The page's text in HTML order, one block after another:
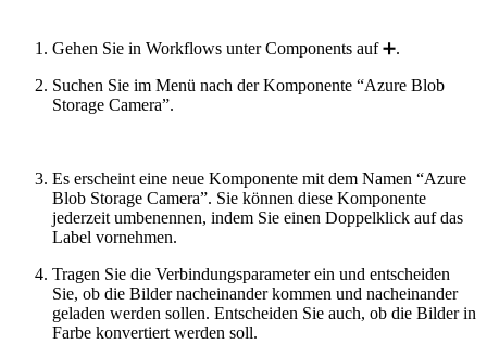
Gehen Sie in Workflows unter Components auf ➕.
Suchen Sie im Menü nach der Komponente “Azure Blob
Storage Camera”.
Es erscheint eine neue Komponente mit dem Namen “Azure
Blob Storage Camera”. Sie können diese Komponente
jederzeit umbenennen, indem Sie einen Doppelklick auf das
Label vornehmen.
Tragen Sie die Verbindungsparameter ein und entscheiden
Sie, ob die Bilder nacheinander kommen und nacheinander
geladen werden sollen. Entscheiden Sie auch, ob die Bilder in
Farbe konvertiert werden soll.